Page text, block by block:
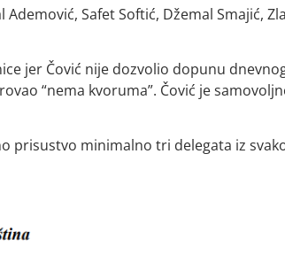
Safet Softić, Džemal Smajić,
jer Čović nije dozvolio dopunu
“nema kvoruma”. Čović je
prisustvo minimalno tri delegata iz